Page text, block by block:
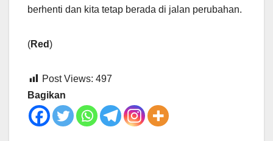
berhenti dan kita tetap berada di jalan perubahan.
(Red)
Post Views: 497
Bagikan